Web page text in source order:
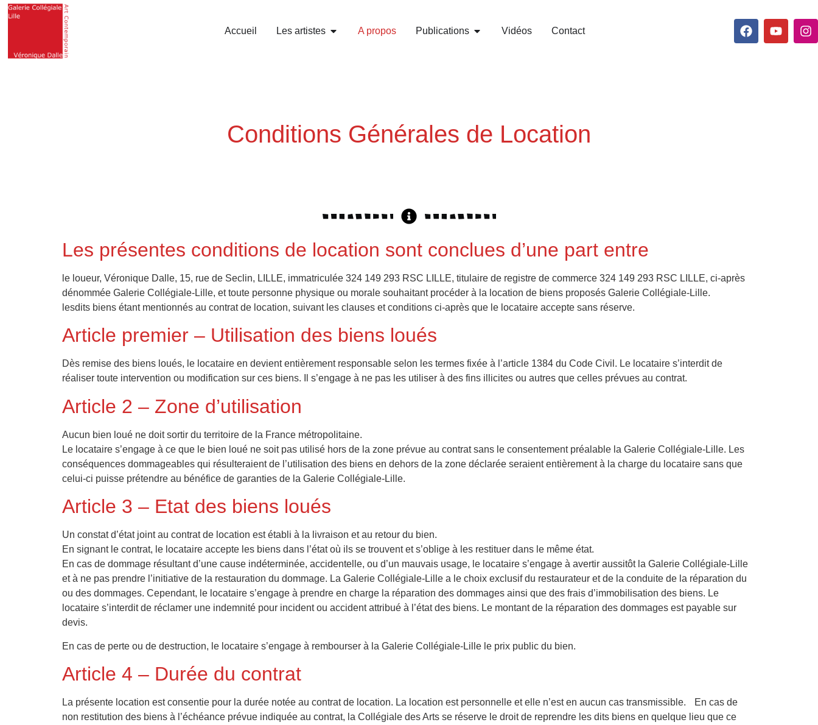
Accueil Les artistes A propos Publications Vidéos Contact
Conditions Générales de Location
Les présentes conditions de location sont conclues d’une part entre
le loueur, Véronique Dalle, 15, rue de Seclin, LILLE, immatriculée 324 149 293 RSC LILLE, titulaire de registre de commerce 324 149 293 RSC LILLE, ci-après
dénommée Galerie Collégiale-Lille, et toute personne physique ou morale souhaitant procéder à la location de biens proposés Galerie Collégiale-Lille.
lesdits biens étant mentionnés au contrat de location, suivant les clauses et conditions ci-après que le locataire accepte sans réserve.
Article premier – Utilisation des biens loués
Dès remise des biens loués, le locataire en devient entièrement responsable selon les termes fixée à l’article 1384 du Code Civil. Le locataire s’interdit de
réaliser toute intervention ou modification sur ces biens. Il s’engage à ne pas les utiliser à des fins illicites ou autres que celles prévues au contrat.
Article 2 – Zone d’utilisation
Aucun bien loué ne doit sortir du territoire de la France métropolitaine.
Le locataire s’engage à ce que le bien loué ne soit pas utilisé hors de la zone prévue au contrat sans le consentement préalable la Galerie Collégiale-Lille. Les
conséquences dommageables qui résulteraient de l’utilisation des biens en dehors de la zone déclarée seraient entièrement à la charge du locataire sans que
celui-ci puisse prétendre au bénéfice de garanties de la Galerie Collégiale-Lille.
Article 3 – Etat des biens loués
Un constat d’état joint au contrat de location est établi à la livraison et au retour du bien.
En signant le contrat, le locataire accepte les biens dans l’état où ils se trouvent et s’oblige à les restituer dans le même état.
En cas de dommage résultant d’une cause indéterminée, accidentelle, ou d’un mauvais usage, le locataire s’engage à avertir aussitôt la Galerie Collégiale-Lille
et à ne pas prendre l’initiative de la restauration du dommage. La Galerie Collégiale-Lille a le choix exclusif du restaurateur et de la conduite de la réparation du
ou des dommages. Cependant, le locataire s’engage à prendre en charge la réparation des dommages ainsi que des frais d’immobilisation des biens. Le
locataire s’interdit de réclamer une indemnité pour incident ou accident attribué à l’état des biens. Le montant de la réparation des dommages est payable sur
devis.
En cas de perte ou de destruction, le locataire s’engage à rembourser à la Galerie Collégiale-Lille le prix public du bien.
Article 4 – Durée du contrat
La présente location est consentie pour la durée notée au contrat de location. La location est personnelle et elle n’est en aucun cas transmissible. En cas de
non restitution des biens à l’échéance prévue indiquée au contrat, la Collégiale des Arts se réserve le droit de reprendre les dits biens en quelque lieu que ce